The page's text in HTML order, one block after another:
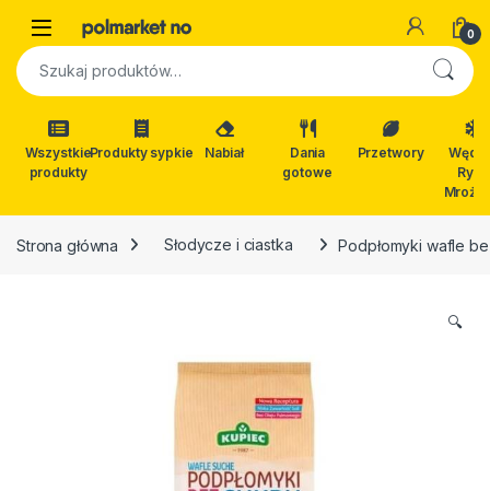
Open 0
Szukaj:
Wszystkie
produkty
Produkty sypkie Nabiał
Dania
gotowe
Przetwory
Ryby
Strona główna Słodycze i ciastka Podpłomyki wafle
🔍